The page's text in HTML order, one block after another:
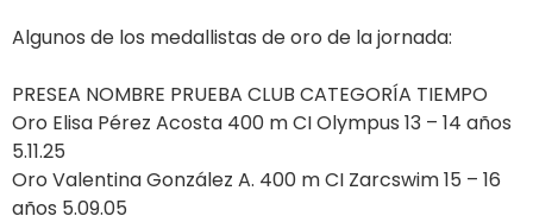
Algunos de los medallistas de oro de la jornada:
PRESEA NOMBRE PRUEBA CLUB CATEGORÍA TIEMPO
Oro Elisa Pérez Acosta 400 m CI Olympus 13 – 14 años
5.11.25
Oro Valentina González A. 400 m CI Zarcswim 15 – 16
años 5.09.05